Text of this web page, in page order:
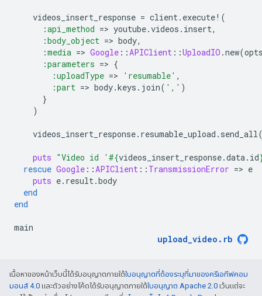
videos_insert_response = client. execute! (
:api_method => youtube.videos . insert,
:body_object => body,
:media => Google ::APIClient ::UploadIO .new(
:parameters => {
:uploadType => 'resumable' ,
:part => body.keys . join( ',' )
}
)
videos_insert_response. resumable_upload . send_all
puts "Video id ' #{videos_insert_response.data. id
rescue Google ::APIClient :: TransmissionError => e
puts e. result.body
end
end
main
upload_video . rb
เนื้อหาของหน้าเว็บนี้ได้รับอนุญาตภายใต้ใบอนุญาตที่ต้องระบุที่มาของครีเอทีฟคอม
มอนส์ 4.0 และตัวอย่างโค้ดได้รับอนุญาตภายใต้ใบอนุญาต Apache 2.0 เว้นแต่จะ